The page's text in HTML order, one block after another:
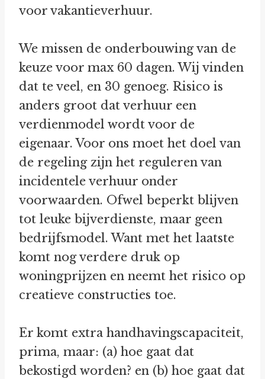
voor vakantieverhuur.
We missen de onderbouwing van de
keuze voor max 60 dagen. Wij vinden
dat te veel, en 30 genoeg. Risico is
anders groot dat verhuur een
verdienmodel wordt voor de
eigenaar. Voor ons moet het doel van
de regeling zijn het reguleren van
incidentele verhuur onder
voorwaarden. Ofwel beperkt blijven
tot leuke bijverdienste, maar geen
bedrijfsmodel. Want met het laatste
komt nog verdere druk op
woningprijzen en neemt het risico op
creatieve constructies toe.
Er komt extra handhavingscapaciteit,
prima, maar: (a) hoe gaat dat
bekostigd worden? en (b) hoe gaat dat